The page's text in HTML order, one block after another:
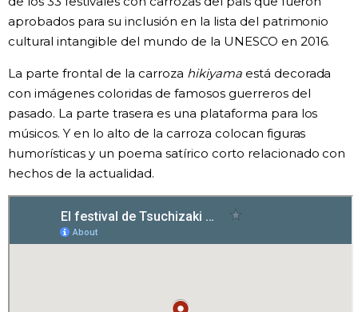
aprobados para su inclusión en la lista del patrimonio
cultural intangible del mundo de la UNESCO en 2016.
La parte frontal de la carroza hikiyamaestá decorada
con imágenes coloridas de famosos guerreros del
pasado. La parte trasera es una plataforma para los
músicos. Y en lo alto de la carroza colocan figuras
humorísticas y un poema satírico corto relacionado con
hechos de la actualidad.